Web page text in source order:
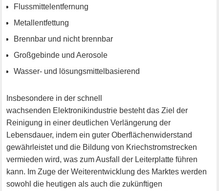
Flussmittelentfernung
Metallentfettung
Brennbar und nicht brennbar
Großgebinde und Aerosole
Wasser- und lösungsmittelbasierend
Insbesondere in der schnell
wachsenden Elektronikindustrie besteht das Ziel der
Reinigung in einer deutlichen Verlängerung der
Lebensdauer, indem ein guter Oberflächenwiderstand
gewährleistet und die Bildung von Kriechstromstrecken
vermieden wird, was zum Ausfall der Leiterplatte führen
kann. Im Zuge der Weiterentwicklung des Marktes werden
sowohl die heutigen als auch die zukünftigen